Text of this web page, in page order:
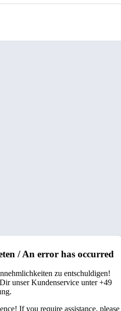
/ An error has occurred
zu entschuldigen!
unser Kundenservice unter +49
If you require assistance, please